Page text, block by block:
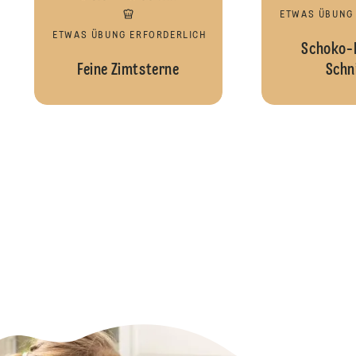
ETWAS ÜBUNG ERFORDERLICH
Feine Zimtsterne
ETWAS